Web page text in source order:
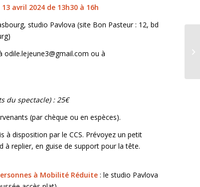
avril 2024 de 13h30 à 16h
studio Pavlova (site Bon Pasteur : 12, bd
odile.lejeune3@gmail.com ou à
du spectacle) : 25€
(par chèque ou en espèces).
à disposition par le CCS. Prévoyez un petit
à replier, en guise de support pour la tête.
à Mobilité Réduite : le studio Pavlova